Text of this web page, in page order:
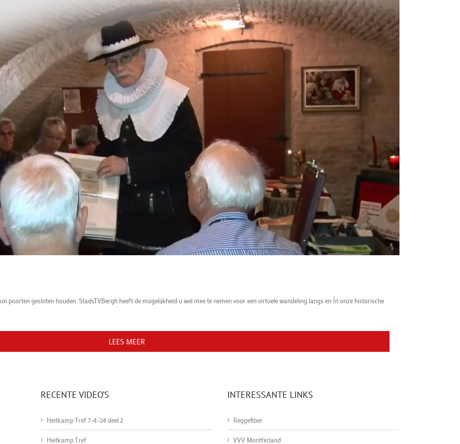
poorten gesloten houden. StadsTVBergh heeft de mogelijkheid u wel mee te nemen voor een virtuele wandeling langs en Ín onze historische
LEES MEER
RECENTE VIDEO’S
Heitkamp Tref 7-4-'24 deel 2
Heitkamp Tref
INTERESSANTE LINKS
Reggefiber
VVV Montferland